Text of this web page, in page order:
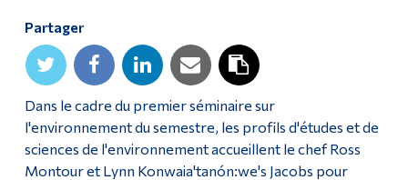
Partager
Dans le cadre du premier séminaire sur
l'environnement du semestre, les profils d'études et de
sciences de l'environnement accueillent le chef Ross
Montour et Lynn Konwaia'tanón:we's Jacobs pour